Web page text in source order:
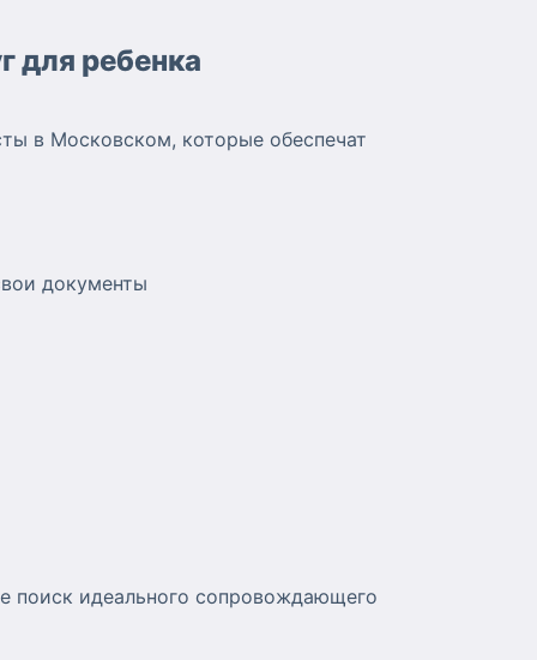
для ребенка
в Московском, которые обеспечат
документы
поиск идеального сопровождающего